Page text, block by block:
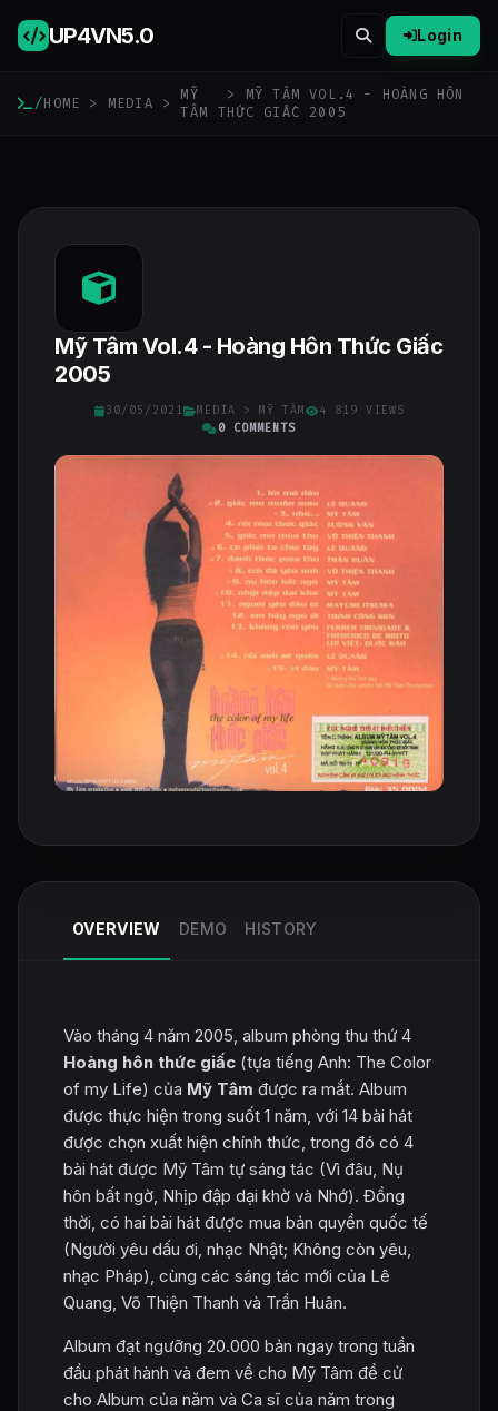
UP4VN5.0 Login
/HOME > MEDIA >MỸ
TÂM
> MỸ TÂM VOL.4 - HOÀNG HÔN
THỨC GIẤC 2005
Mỹ Tâm Vol.4 - Hoàng Hôn Thức Giấc
2005
30/05/2021 MEDIA > MỸ TÂM
4 819 VIEWS
0 COMMENTS
OVERVIEW DEMO HISTORY
Vào tháng 4 năm 2005, album phòng thu thứ 4
Hoàng hôn thức giấc (tựa tiếng Anh: The Color
of my Life) của Mỹ Tâm được ra mắt. Album
được thực hiện trong suốt 1 năm, với 14 bài hát
được chọn xuất hiện chính thức, trong đó có 4
bài hát được Mỹ Tâm tự sáng tác (Vì đâu, Nụ
hôn bất ngờ, Nhịp đập dại khờ và Nhớ). Đồng
thời, có hai bài hát được mua bản quyền quốc tế
(Người yêu dấu ơi, nhạc Nhật; Không còn yêu,
nhạc Pháp), cùng các sáng tác mới của Lê
Quang, Võ Thiện Thanh và Trần Huân.
Album đạt ngưỡng 20.000 bản ngay trong tuần
đầu phát hành và đem về cho Mỹ Tâm đề cử
cho Album của năm và Ca sĩ của năm trong